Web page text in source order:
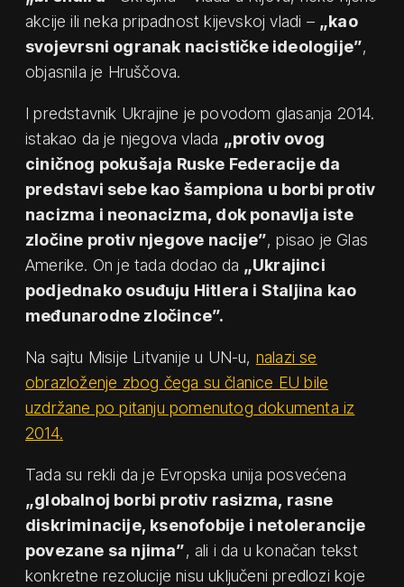
akcije ili neka pripadnost kijevskoj vladi – „kao
svojevrsni ogranak nacističke ideologije”,
objasnila je Hruščova.
I predstavnik Ukrajine je povodom glasanja 2014.
istakao da je njegova vlada „protiv ovog
ciničnog pokušaja Ruske Federacije da
predstavi sebe kao šampiona u borbi protiv
nacizma i neonacizma, dok ponavlja iste
zločine protiv njegove nacije”, pisao je Glas
Amerike. On je tada dodao da „Ukrajinci
podjednako osuđuju Hitlera i Staljina kao
međunarodne zločince”.
Na sajtu Misije Litvanije u UN-u, nalazi se
obrazloženje zbog čega su članice EU bile
uzdržane po pitanju pomenutog dokumenta iz
2014.
Tada su rekli da je Evropska unija posvećena
„globalnoj borbi protiv rasizma, rasne
diskriminacije, ksenofobije i netolerancije
povezane sa njima”, ali i da u konačan tekst
konkretne rezolucije nisu uključeni predlozi koje